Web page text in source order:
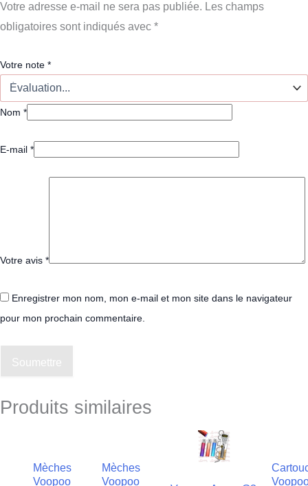
Votre adresse e-mail ne sera pas publiée. Les champs
obligatoires sont indiqués avec *
Votre note *
Nom *
E-mail *
Votre avis *
Enregistrer mon nom, mon e-mail et mon site dans le navigateur
pour mon prochain commentaire.
Soumettre
Produits similaires
Mèches
Voopoo
Mèches
Voopoo